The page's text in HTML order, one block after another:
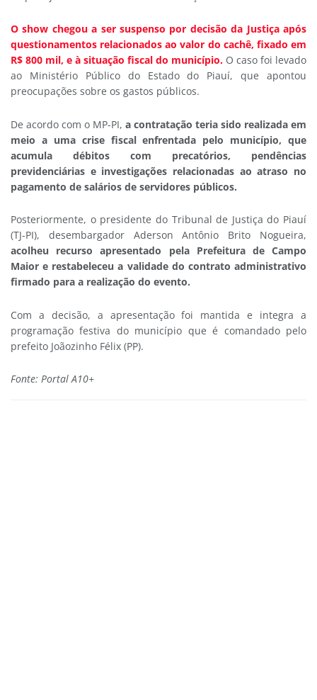
O show chegou a ser suspenso por decisão da Justiça após
questionamentos relacionados ao valor do cachê, fixado em
R$ 800 mil, e à situação fiscal do município. O caso foi levado
ao Ministério Público do Estado do Piauí, que apontou
preocupações sobre os gastos públicos.
De acordo com o MP-PI, a contratação teria sido realizada em
meio a uma crise fiscal enfrentada pelo município, que
acumula débitos com precatórios, pendências
previdenciárias e investigações relacionadas ao atraso no
pagamento de salários de servidores públicos.
Posteriormente, o presidente do Tribunal de Justiça do Piauí
(TJ-PI), desembargador Aderson Antônio Brito Nogueira,
acolheu recurso apresentado pela Prefeitura de Campo
Maior e restabeleceu a validade do contrato administrativo
firmado para a realização do evento.
Com a decisão, a apresentação foi mantida e integra a
programação festiva do município que é comandado pelo
prefeito Joãozinho Félix (PP).
Fonte: Portal A10+